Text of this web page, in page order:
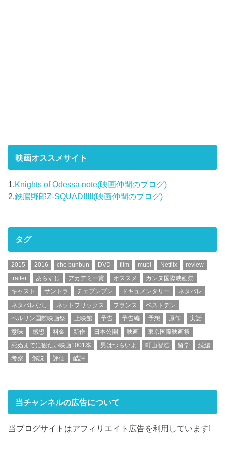
映画オススメサイト
1.Knights of Odessa note(映画仲間のブログ)
2.鉄腸野郎Z-SQUAD!!!!!(映画仲間のブログ)
タグ
2015 2016 che bunbun DVD film mubi Netflix
review
trailer
あらすじ アカデミー賞 オススメ
カンヌ国際映画祭
キャスト
サントラ チェブンブン ドキュメンタリー
ネタバレ
ネタバレなし
ネットフリックス フランス
ベストテン
ベルリン国際映画祭
上映館 予告 予告編 予想 原作
実話
意味
感想 料金 新作 日本公開 映画
東京国際映画祭
死ぬまでに観たい映画1001本
男はつらいよ 町山智浩 留学
続編
考察
解説 評価 酷評
当チャンネルの広告について
当ブログサイトはアフィリエイト広告を利用しています!